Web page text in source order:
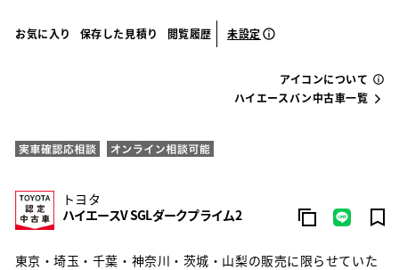
お気に入り 保存した見積り 閲覧履歴 未設定
アイコンについて
ハイエースバン中古車一覧
トヨタ
ハイエースV SGLダークプライム2
東京・埼玉・千葉・神奈川・茨城・山梨の販売に限らせていた